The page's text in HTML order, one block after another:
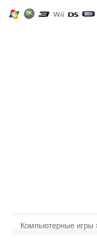
Компьютерные игры